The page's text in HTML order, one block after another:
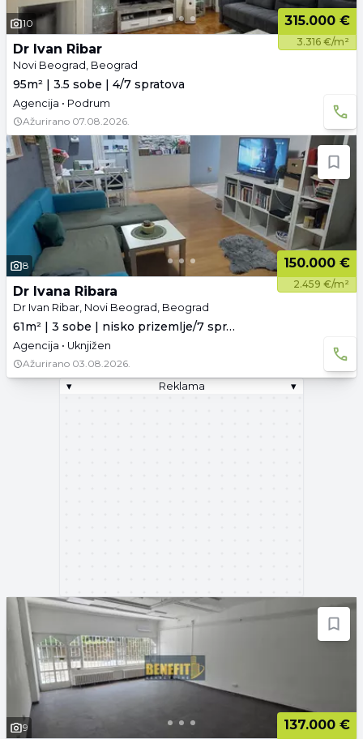
10 315.000 €
3.316 €/m²
Dr Ivan Ribar
Novi Beograd, Beograd
95m² | 3.5 sobe | 4/7 spratova
Agencija • Podrum
Ažurirano 07.08.2026.
8 150.000 €
2.459 €/m²
Dr Ivana Ribara
Dr Ivan Ribar, Novi Beograd, Beograd
61m² | 3 sobe | nisko prizemlje/7 spratova
Agencija • Uknjižen
Ažurirano 03.08.2026.
▾
Reklama ▾
9 137.000 €